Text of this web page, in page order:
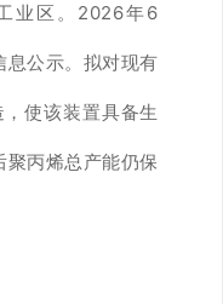
业区。2026年6
息公示。拟对现有
使该装置具备生
丙烯总产能仍保